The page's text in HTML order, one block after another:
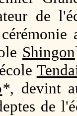
de
Shingon
*, devint
de